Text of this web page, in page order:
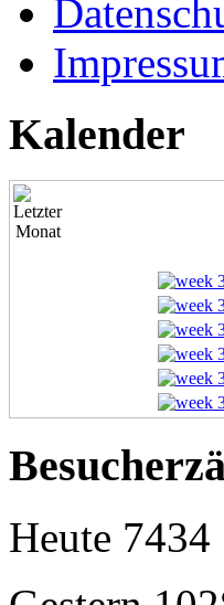
Kalender
Heute 7434